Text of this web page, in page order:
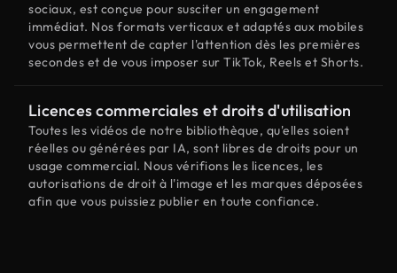
sociaux, est conçue pour susciter un engagement
immédiat. Nos formats verticaux et adaptés aux mobiles
vous permettent de capter l'attention dès les premières
secondes et de vous imposer sur TikTok, Reels et Shorts.
Licences commerciales et droits d'utilisation
Toutes les vidéos de notre bibliothèque, qu'elles soient
réelles ou générées par IA, sont libres de droits pour un
usage commercial. Nous vérifions les licences, les
autorisations de droit à l'image et les marques déposées
afin que vous puissiez publier en toute confiance.